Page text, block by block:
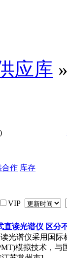
应库
合作 库存
VIP
直读光谱仪 区分
光谱仪采用国
模拟技术，与